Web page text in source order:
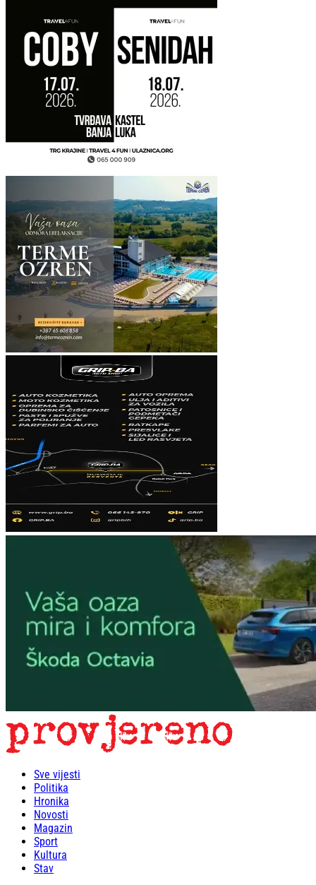
Sve vijesti
Politika
Hronika
Novosti
Magazin
Sport
Kultura
Stav